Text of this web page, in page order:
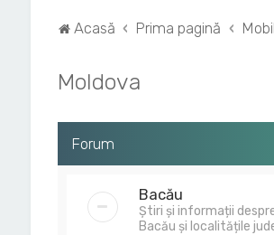
Acasă Prima pagină
Moldova
Forum
Bacău
Știri și informații
Bacău și localitățile